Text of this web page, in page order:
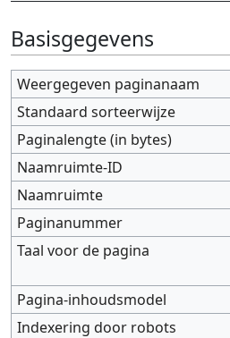
Ga naar:
Basisgegevens
Weergegeven paginanaam
Standaard sorteerwijze
Paginalengte (in bytes)
Naamruimte-ID
Naamruimte
Paginanummer
Taal voor de pagina
Pagina-inhoudsmodel
Indexering door robots